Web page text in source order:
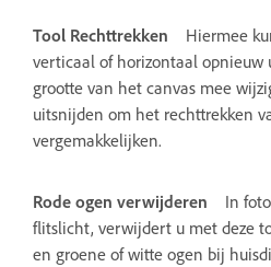
Tool Rechttrekken
Hiermee
verticaal of horizontaal opnieuw
grootte van het canvas mee
uitsnijden om het rechttrekken
vergemakkelijken.
Rode ogen verwijderen
In
flitslicht, verwijdert u met deze
en groene of witte ogen bij